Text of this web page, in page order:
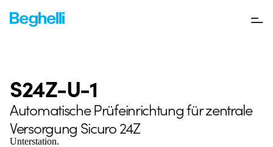
S24Z-U-1
Automatische Prüfeinrichtung für zentrale
Versorgung Sicuro 24Z
Unterstation.